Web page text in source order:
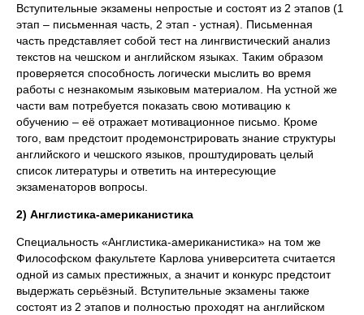
Вступительные экзамены непростые и состоят из 2 этапов (1
этап – письменная часть, 2 этап - устная). Письменная
часть представляет собой тест на лингвистический анализ
текстов на чешском и английском языках. Таким образом
проверяется способность логически мыслить во время
работы с незнакомым языковым материалом. На устной же
части вам потребуется показать свою мотивацию к
обучению – её отражает мотивационное письмо. Кроме
того, вам предстоит продемонстрировать знание структуры
английского и чешского языков, проштудировать целый
список литературы и ответить на интересующие
экзаменаторов вопросы.
2) Англистика-американистика
Специальность «Англистика-американистика» на том же
Философском факультете Карлова университета считается
одной из самых престижных, а значит и конкурс предстоит
выдержать серьёзный. Вступительные экзамены также
состоят из 2 этапов и полностью проходят на английском